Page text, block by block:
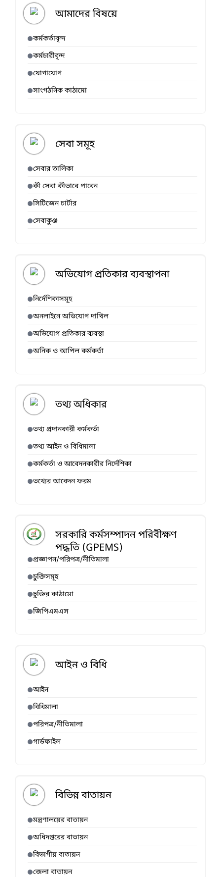
আমাদের বিষয়ে
কর্মকর্তাবৃন্দ
কর্মচারীবৃন্দ
যোগাযোগ
সাংগঠনিক কাঠামো
সেবা সমূহ
সেবার তালিকা
কী সেবা কীভাবে পাবেন
সিটিজেন চার্টার
সেবাকুঞ্জ
অভিযোগ প্রতিকার ব্যবস্থাপনা
নির্দেশিকাসমূহ
অনলাইনে অভিযোগ দাখিল
অভিযোগ প্রতিকার ব্যবস্থা
অনিক ও আপিল কর্মকর্তা
তথ্য অধিকার
তথ্য প্রদানকারী কর্মকর্তা
তথ্য আইন ও বিধিমালা
কর্মকর্তা ও আবেদনকারীর নির্দেশিকা
তথ্যের আবেদন ফরম
সরকারি কর্মসম্পাদন পরিবীক্ষণ
পদ্ধতি (GPEMS)
প্রজ্ঞাপন/পরিপত্র/নীতিমালা
চুক্তিসমূহ
চুক্তির কাঠামো
জিপিএমএস
আইন ও বিধি
আইন
বিধিমালা
পরিপত্র/নীতিমালা
গার্ডফাইল
বিভিন্ন বাতায়ন
মন্ত্রণালয়ের বাতায়ন
অধিদপ্তরের বাতায়ন
বিভাগীয় বাতায়ন
জেলা বাতায়ন